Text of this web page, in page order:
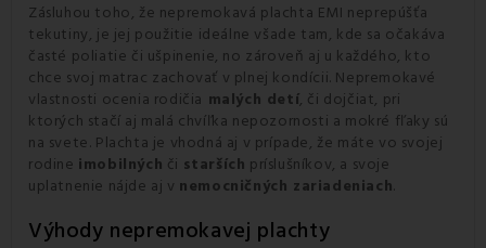
Zásluhou toho, že nepremokavá plachta EMI neprepúšťa
tekutiny, je jej použitie ideálne všade tam, kde sa očakáva
časté poliatie či ušpinenie, no zároveň aj u každého, kto
chce svoj matrac zachovať v plnej kondícii. Nepremokavé
vlastnosti ocenia rodičia malých detí, či dojčiat, pri
ktorých stačí aj malá chvíľka nepozornosti a mokré fľaky sú
na svete. Plachta je vhodná aj v prípade, že máte vo svojej
rodine imobilných či starších príslušníkov, a svoje
uplatnenie nájde aj v nemocničných zariadeniach.
Výhody nepremokavej plachty